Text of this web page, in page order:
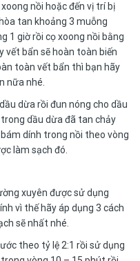
nồi hoặc đến vị trí bị
tan khoảng 3 muỗng
1 giờ rồi cọ xoong nồi bằng
vết bẩn sẽ hoàn toàn biến
toàn vết bẩn thì bạn hãy
nữa nhé.
dừa rồi đun nóng cho dầu
dầu dừa đã tan chảy
dính trong nồi theo vòng
làm sạch đó.
xuyên được sử dụng
vì thế hãy áp dụng 3 cách
sẽ nhất nhé.
theo tỷ lệ 2:1 rồi sử dụng